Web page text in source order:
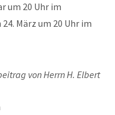
um 20 Uhr im
März um 20 Uhr im
von Herrn H. Elbert